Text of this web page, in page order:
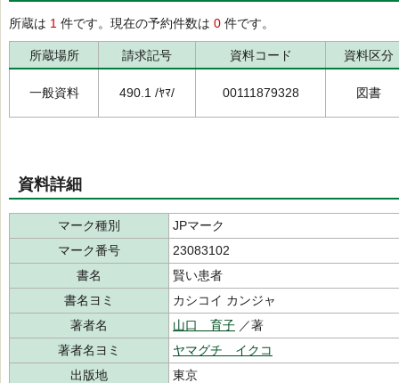
所蔵は 1 件です。現在の予約件数は 0 件です。
所蔵場所 請求記号 資料コード 資料区分
一般資料 490.1 /ﾔﾏ/ 00111879328 図書
資料詳細
マーク種別
JPマーク
マーク番号
23083102
書名
賢い患者
書名ヨミ
カシコイ カンジャ
著者名
山口 育子 ／著
著者名ヨミ
ヤマグチ イクコ
出版地
東京